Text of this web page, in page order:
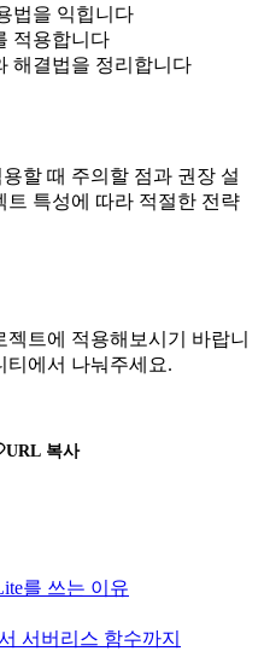
법을 익힙니다
적용합니다
해결법을 정리합니다
할 때 주의할 점과 권장 설
트 특성에 따라 적절한 전략
트에 적용해보시기 바랍니
티에서 나눠주세요.
URL 복사
를 쓰는 이유
서버리스 함수까지